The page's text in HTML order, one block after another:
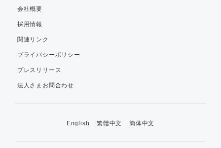
会社概要
採用情報
関連リンク
プライバシーポリシー
プレスリリース
法人さまお問合わせ
English 繁體中文 簡体中文